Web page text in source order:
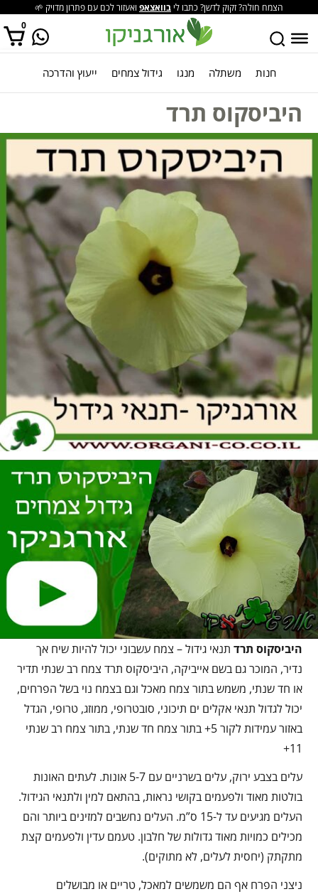
הצמח חולה? זקוק לדשן? כתבו לי בוואצאפ ואעזור לכם עם פתרון מדויק 🌱
0
אין מוצרים בסל הקניות. חנות משתלה מנגו גידול צמחים ייעוץ והדרכה
היביסקוס תרד
היביסקוס תרד תנאי גידול – צמח עשבוני יכול להיות שיח אך
נדיר, המוכר גם בשם אייביקה, היביסקוס תרד צמח רב שנתי תדיר
או חד שנתי, משמש בתור צמח מאכל וגם בצמח נוי בשל הפרחים,
יכול לגדול תנאי אקלים ים תיכוני, סובטרופי, ממוזג, טרופי, הגדל
באזור עמידות לקור 5+ בתור צמח חד שנתי, בתור צמח רב שנתי
11+
עלים בצבע ירוק, עלים בשרניים עם 5-7 אונות. לעתים האונות
בולטות מאוד ולפעמים בקושי נראות, בהתאם למין ולתנאי הגידול.
העלים מגיעים עד ל-15 ס”מ. העלים נחשבים למזינים ביותר והם
מכילים כמויות מאוד גדולות של חלבון. טעמם עדין ולפעמים קצת
מתקתק (יחסית לעלים, לא מתוקים).
ניצני הפרח אף הם משמשים למאכל, טריים או מבושלים